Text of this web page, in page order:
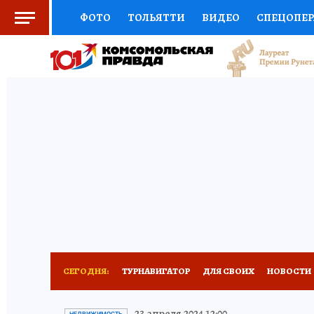
ФОТО ТОЛЬЯТТИ ВИДЕО
СОЦПОДДЕРЖКА НАУКА СПОРТ
СЕГОДНЯ: ТУРНАВИГАТОР ДЛЯ СВОИХ НОВОСТИ
НАДЕЖНЫЕ РАБОТОДАТЕЛИ